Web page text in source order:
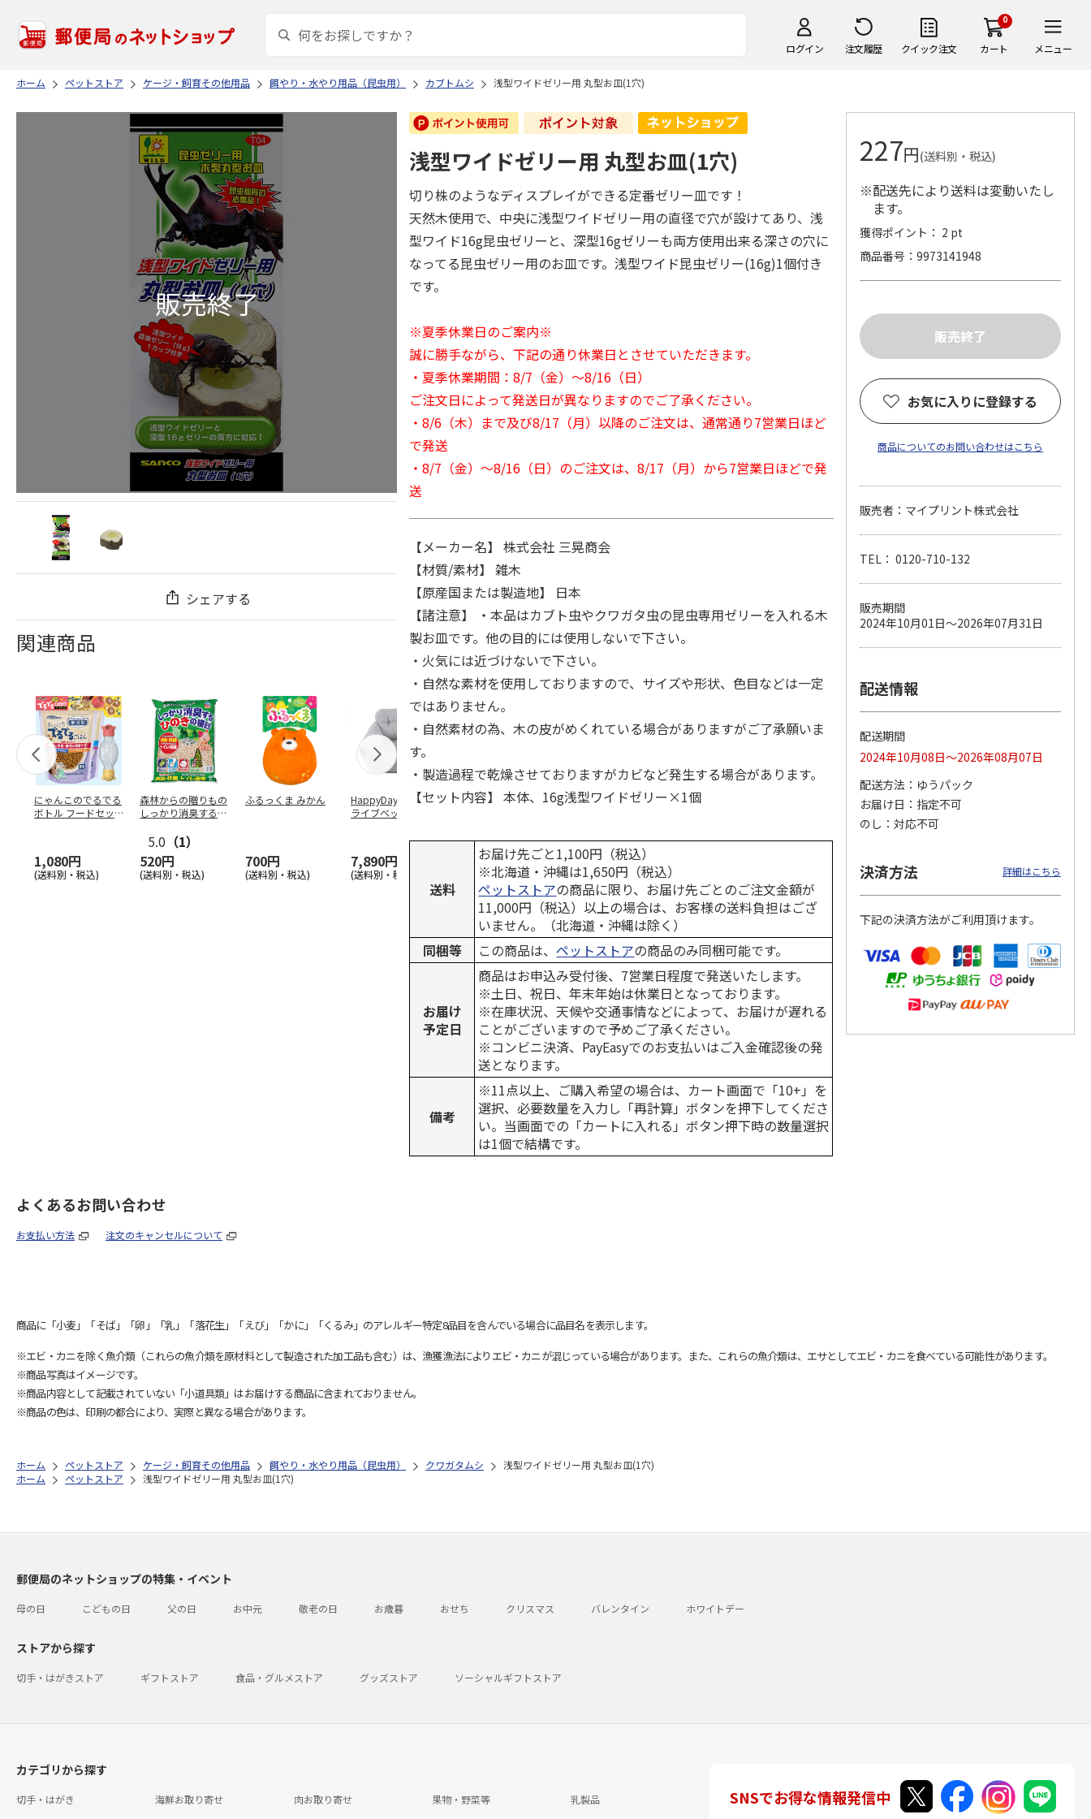
ログイン 注文履歴 クイック注文
0
カート メニュー
ホーム ペットストア ケージ・飼育その他用品 餌やり・水やり用品（昆虫用） カブトムシ 浅型ワイドゼリー用 丸型お皿(1穴)
シェアする
関連商品
にゃんこのでるでる
ボトル フードセッ
1,080円
(送料別・税込)
森林からの贈りもの
しっかり消臭するひ
5.0 （1）
520円
(送料別・税込)
ふるっくま みかん
700円
(送料別・税込)
HappyDays 2wayド
ライブベッド グレ
7,890円
(送料別・税込)
獣医師開発 ニオイ
レー
1,550円
(送料別・税込)
デオトイレ 飛び散
1,320円
(送料別・税込)
無添加良品 カムカ
…
470円
(送料別・税込)
おに…
ペット線香 虹のか
なた フルーティフ
ローラルの香り
590円
(送料別・税込) (送料別・税込)
浅型ワイドゼリー用 丸型お皿(1穴)
切り株のようなディスプレイができる定番ゼリー皿です！
天然木使用で、中央に浅型ワイドゼリー用の直径で穴が設けてあり、浅
型ワイド16g昆虫ゼリーと、深型16gゼリーも両方使用出来る深さの穴に
なってる昆虫ゼリー用のお皿です。浅型ワイド昆虫ゼリー(16g)1個付き
です。
※夏季休業日のご案内※
誠に勝手ながら、下記の通り休業日とさせていただきます。
・夏季休業期間：8/7（金）～8/16（日）
ご注文日によって発送日が異なりますのでご了承ください。
・8/6（木）まで及び8/17（月）以降のご注文は、通常通り7営業日ほど
で発送
・8/7（金）～8/16（日）のご注文は、8/17（月）から7営業日ほどで発
送
【メーカー名】 株式会社 三晃商会
【材質/素材】 雑木
【原産国または製造地】 日本
【諸注意】 ・本品はカブト虫やクワガタ虫の昆虫専用ゼリーを入れる木
製お皿です。他の目的には使用しないで下さい。
・火気には近づけないで下さい。
・自然な素材を使用しておりますので、サイズや形状、色目などは一定
ではありません。
・自然素材の為、木の皮がめくれている場合がありますがご了承願いま
す。
・製造過程で乾燥させておりますがカビなど発生する場合があります。
【セット内容】 本体、16g浅型ワイドゼリー×1個
送料
お届け先ごと1,100円（税込）
※北海道・沖縄は1,650円（税込）
ペットストアの商品に限り、お届け先ごとのご注文金額が
11,000円（税込）以上の場合は、お客様の送料負担はござ
いません。（北海道・沖縄は除く）
同梱等
この商品は、ペットストアの商品のみ同梱可能です。
お届け
予定日
商品はお申込み受付後、7営業日程度で発送いたします。
※土日、祝日、年末年始は休業日となっております。
※在庫状況、天候や交通事情などによって、お届けが遅れる
ことがございますので予めご了承ください。
※コンビニ決済、PayEasyでのお支払いはご入金確認後の発
送となります。
備考
※11点以上、ご購入希望の場合は、カート画面で「10+」を
選択、必要数量を入力し「再計算」ボタンを押下してくださ
い。当画面での「カートに入れる」ボタン押下時の数量選択
は1個で結構です。
227円(送料別・税込)
※配送先により送料は変動いたし
ます。
獲得ポイント： 2 pt
商品番号
9973141948
お気に入りに登録する
商品についてのお問い合わせはこちら
販売者：マイプリント株式会社
TEL： 0120-710-132
販売期間
2024年10月01日～2026年07月31日
配送情報
配送期間
2024年10月08日～2026年08月07日
配送方法
ゆうパック
お届け日
指定不可
のし
対応不可
決済方法 詳細はこちら
下記の決済方法がご利用頂けます。
よくあるお問い合わせ
お支払い方法 注文のキャンセルについて
商品に「小麦」「そば」「卵」「乳」「落花生」「えび」「かに」「くるみ」のアレルギー特定8品目を含んでいる場合に品目名を表示します。
※エビ・カニを除く魚介類（これらの魚介類を原材料として製造された加工品も含む）は、漁獲漁法によりエビ・カニが混じっている場合があります。また、これらの魚介類は、エサとしてエビ・カニを食べている可能性があります。
※商品写真はイメージです。
※商品内容として記載されていない「小道具類」はお届けする商品に含まれておりません。
※商品の色は、印刷の都合により、実際と異なる場合があります。
ホーム ペットストア ケージ・飼育その他用品 餌やり・水やり用品（昆虫用） クワガタムシ
浅型ワイドゼリー用 丸型お皿(1穴)
ホーム
ペットストア 浅型ワイドゼリー用 丸型お皿(1穴)
郵便局のネットショップの特集・イベント
母の日 こどもの日 父の日 お中元 敬老の日 お歳暮 おせち クリスマス バレンタイン ホワイトデー
ストアから探す
切手・はがきストア ギフトストア 食品・グルメストア グッズストア ソーシャルギフトストア
カテゴリから探す
切手・はがき 海鮮お取り寄せ 肉お取り寄せ 果物・野菜等 乳製品 SNSでお得な情報発信中